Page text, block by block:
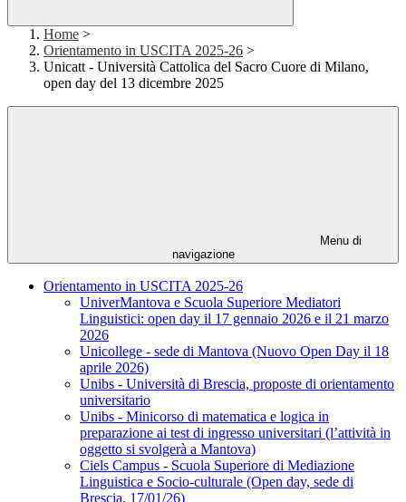
Home >
Orientamento in USCITA 2025-26 >
Unicatt - Università Cattolica del Sacro Cuore di Milano,
open day del 13 dicembre 2025
Menu di
navigazione
Orientamento in USCITA 2025-26
UniverMantova e Scuola Superiore Mediatori
Linguistici: open day il 17 gennaio 2026 e il 21 marzo
2026
Unicollege - sede di Mantova (Nuovo Open Day il 18
aprile 2026)
Unibs - Università di Brescia, proposte di orientamento
universitario
Unibs - Minicorso di matematica e logica in
preparazione ai test di ingresso universitari (l’attività in
oggetto si svolgerà a Mantova)
Ciels Campus - Scuola Superiore di Mediazione
Linguistica e Socio-culturale (Open day, sede di
Brescia, 17/01/26)